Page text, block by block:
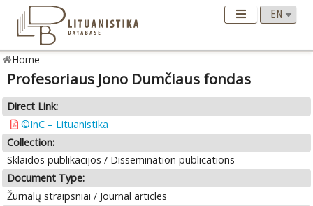
Home
Profesoriaus Jono Dumčiaus fondas
Direct Link:
©InC – Lituanistika
Collection:
Sklaidos publikacijos / Dissemination publications
Document Type:
Žurnalų straipsniai / Journal articles